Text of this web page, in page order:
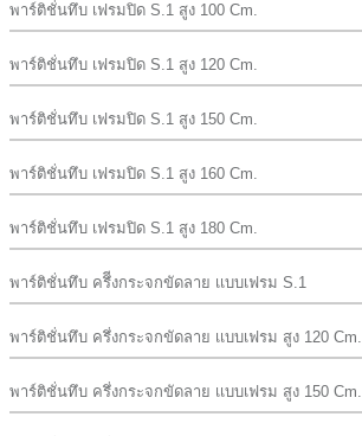
พาร์ติชั่นทึบ เฟรมปิด S.1 สูง 100 Cm.
พาร์ติชั่นทึบ เฟรมปิด S.1 สูง 120 Cm.
พาร์ติชั่นทึบ เฟรมปิด S.1 สูง 150 Cm.
พาร์ติชั่นทึบ เฟรมปิด S.1 สูง 160 Cm.
พาร์ติชั่นทึบ เฟรมปิด S.1 สูง 180 Cm.
พาร์ติชั่นทึบ ครึีงกระจกขัดลาย เเบบเฟรม S.1
พาร์ติชั่นทึบ ครึ่งกระจกขัดลาย เเบบเฟรม สูง 120 Cm.
พาร์ติชั่นทึบ ครึ่งกระจกขัดลาย เเบบเฟรม สูง 150 Cm.